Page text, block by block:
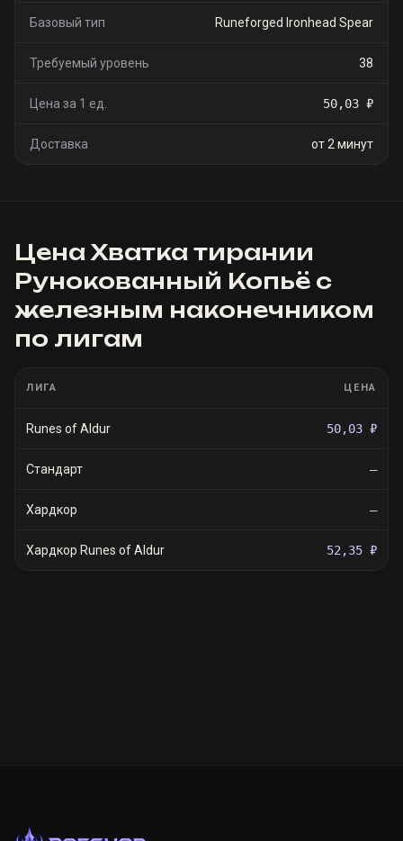
Базовый тип Runeforged Ironhead Spear
Требуемый уровень 38
Цена за 1 ед. 50,03 ₽
Доставка от 2 минут
ЦенаХватка тирании
Рунокованный Копьё с
железным наконечником
по лигам
ЛИГА ЦЕНА
Runes of Aldur 50,03 ₽
Стандарт —
Хардкор —
Хардкор Runes of Aldur 52,35 ₽